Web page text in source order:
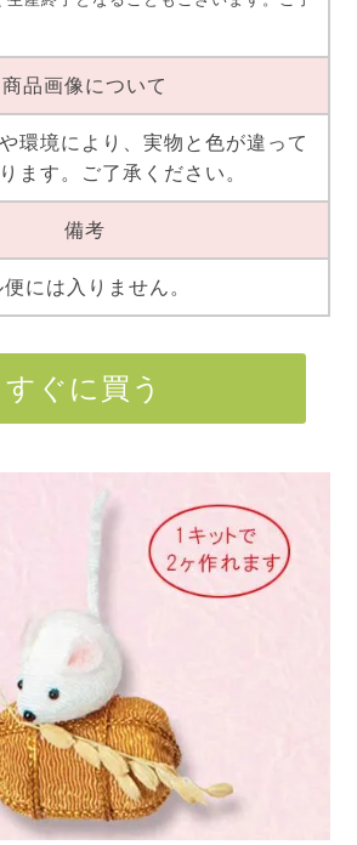
商品画像について
環境により、実物と色が違って
ます。ご了承ください。
備考
には入りません。
すぐに買う